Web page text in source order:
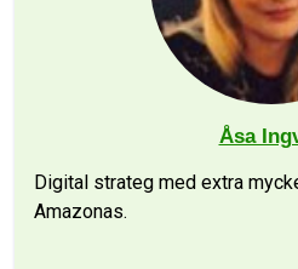
Åsa
Digital strateg med extra
Amazonas.